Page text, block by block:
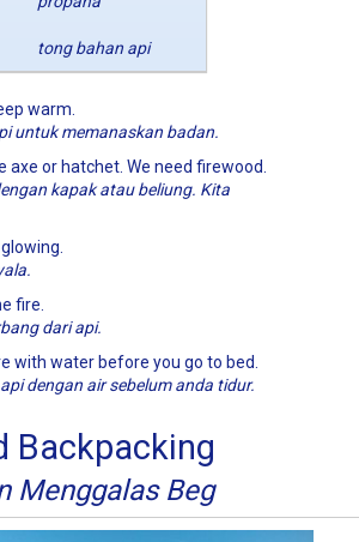
tong bahan api
warm.
untuk memanaskan badan.
axe or hatchet. We need firewood.
kapak atau beliung. Kita
fire.
dari api.
with water before you go to bed.
dengan air sebelum anda tidur.
Backpacking
Menggalas Beg